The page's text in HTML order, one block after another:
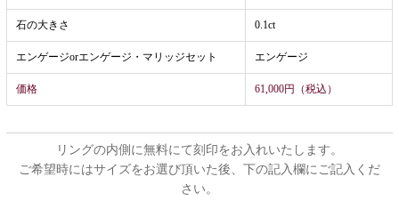
石の大きさ 0.1ct
エンゲージorエンゲージ・マリッジセット エンゲージ
価格 61,000円（税込）
リングの内側に無料にて刻印をお入れいたします。
ご希望時にはサイズをお選び頂いた後、下の記入欄にご記入くだ
さい。